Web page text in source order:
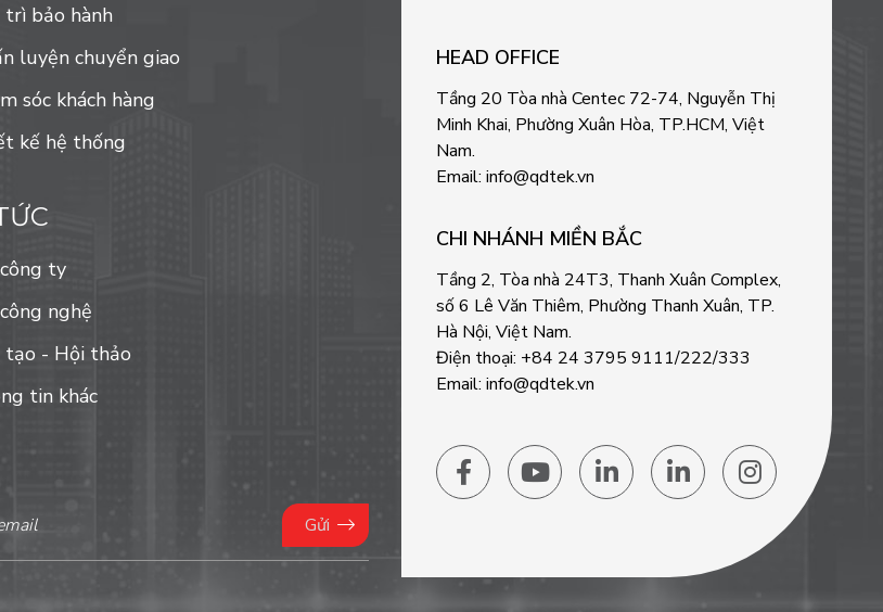
trì bảo hành
luyện chuyển giao
sóc khách hàng
kế hệ thống
ty
nghệ
tạo - Hội thảo
tin khác
Gửi
HEAD OFFICE
Tầng 20 Tòa nhà Centec 72-74, Nguyễn Thị
Minh Khai, Phường Xuân Hòa, TP.HCM, Việt
Nam.
Email: info@qdtek.vn
CHI NHÁNH MIỀN BẮC
Tầng 2, Tòa nhà 24T3, Thanh Xuân Complex,
số 6 Lê Văn Thiêm, Phường Thanh Xuân, TP.
Hà Nội, Việt Nam.
Điện thoại: +84 24 3795 9111/222/333
Email: info@qdtek.vn